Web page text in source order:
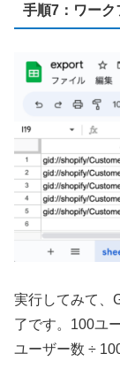
手順7：ワーク
実行してみて、
了です。100ユ
ユーザー数 ÷